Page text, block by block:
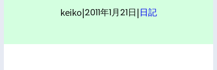
keiko|2011年1月21日 |日記